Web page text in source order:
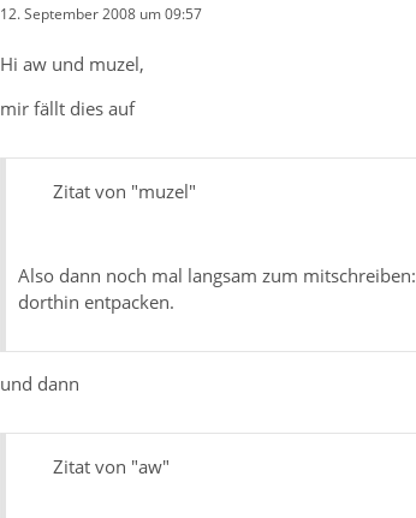
12. September 2008 um 09:57
Hi aw und muzel,
mir fällt dies auf
Zitat von "muzel"
Also dann noch mal langsam zum mitschreiben:
dorthin entpacken.
und dann
Zitat von "aw"